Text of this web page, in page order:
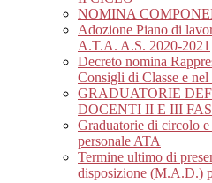
NOMINA
Adozione Piano di
A.T.A. A.S. 2020-2021
Decreto nomina
Consigli di Classe e
GRADUATORIE
DOCENTI II E III
Graduatorie di circolo
personale ATA
Termine ultimo di
disposizione (M.A.D.)